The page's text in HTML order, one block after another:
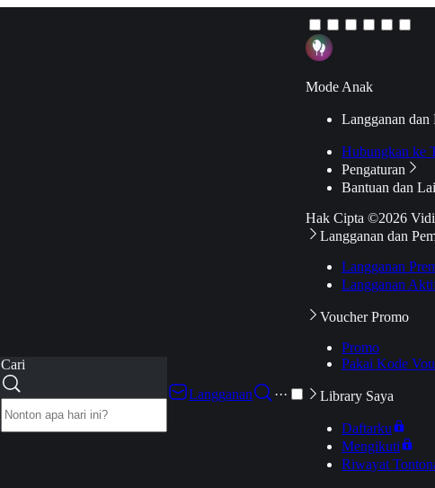
Cari
Langganan
···
Mode Anak
Langganan dan
Hubungkan ke
Pengaturan
Bantuan dan
Hak Cipta ©2026
Langganan dan
Langganan
Langganan
Voucher Promo
Promo
Pakai Kode
Library Saya
Daftarku
Mengikuti
Riwayat